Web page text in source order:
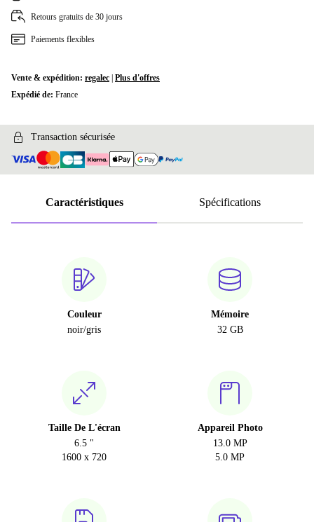
Retours gratuits de 30 jours
Paiements flexibles
Vente & expédition: regalec Plus d'offres
Expédié de: France
Transaction sécurisée
Caractéristiques Spécifications
Couleur
noir/gris
Mémoire
32 GB
Taille De L'écran
6.5 "
1600 x 720
Appareil Photo
13.0 MP
5.0 MP